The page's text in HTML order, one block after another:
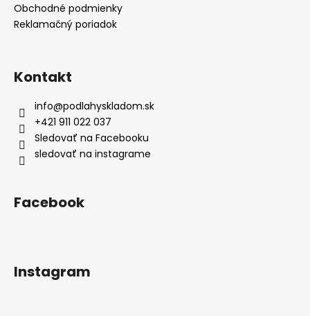
Obchodné podmienky
Reklamačný poriadok
Kontakt
info@podlahyskladom.sk
+421 911 022 037
Sledovať na Facebooku
sledovať na instagrame
Facebook
Instagram